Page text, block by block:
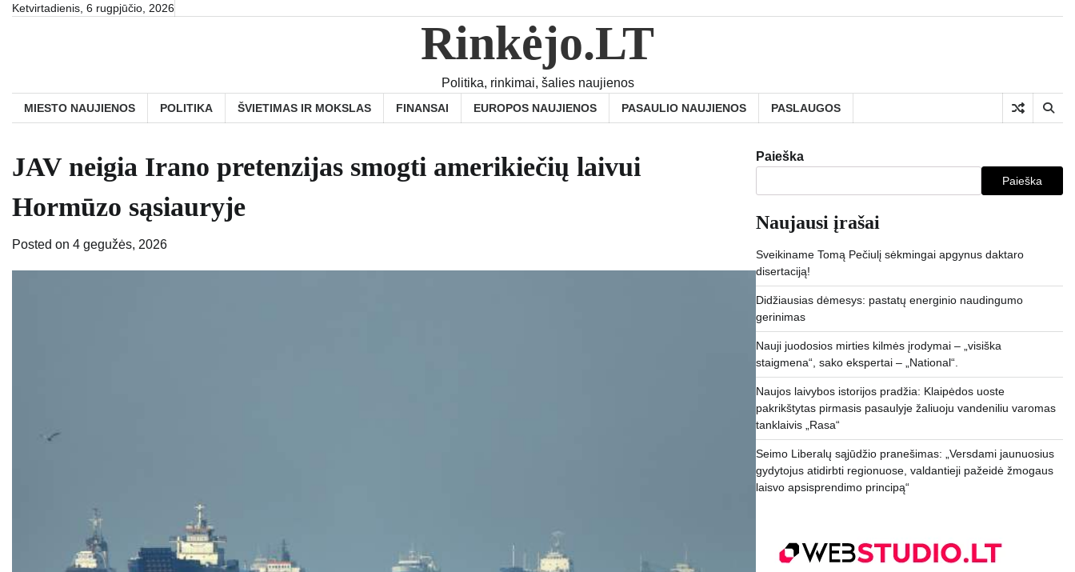
SkipKetvirtadienis, 6 rugpjūčio, 2026
Rinkėjo.LT
Politika, rinkimai, šalies naujienos
MIESTO NAUJIENOS POLITIKA ŠVIETIMAS IR MOKSLAS FINANSAI EUROPOS NAUJIENOS PASAULIO NAUJIENOS PASLAUGOS
JAV neigia Irano pretenzijas smogti amerikiečių laivui
Hormūzo sąsiauryje
Posted on 4 gegužės, 2026
Paieška
Paieška
Naujausi įrašai
Sveikiname Tomą Pečiulį sėkmingai apgynus daktaro
disertaciją!
Didžiausias dėmesys: pastatų energinio naudingumo
gerinimas
Nauji juodosios mirties kilmės įrodymai – „visiška
staigmena“, sako ekspertai – „National“.
Naujos laivybos istorijos pradžia: Klaipėdos uoste
pakrikštytas pirmasis pasaulyje žaliuoju vandeniliu varomas
tanklaivis „Rasa“
Seimo Liberalų sąjūdžio pranešimas: „Versdami jaunuosius
gydytojus atidirbti regionuose, valdantieji pažeidė žmogaus
laisvo apsisprendimo principą“